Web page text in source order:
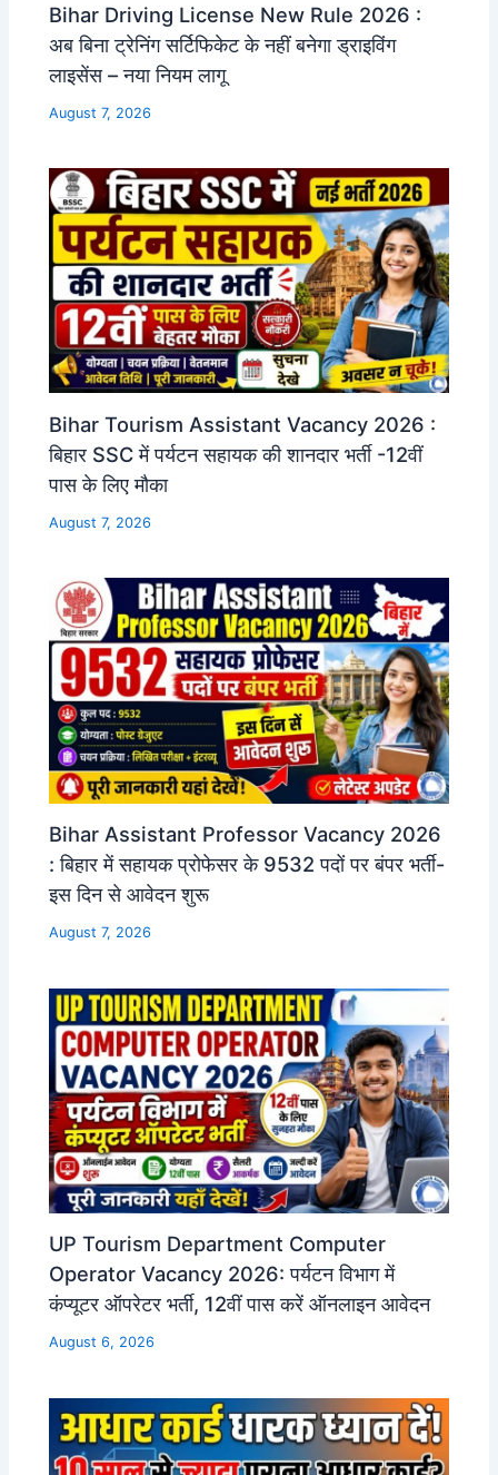
Bihar Driving License New Rule 2026 :
अब बिना ट्रेनिंग सर्टिफिकेट के नहीं बनेगा ड्राइविंग
लाइसेंस – नया नियम लागू
August 7, 2026
Bihar Tourism Assistant Vacancy 2026 :
बिहार SSC में पर्यटन सहायक की शानदार भर्ती -12वीं
पास के लिए मौका
August 7, 2026
Bihar Assistant Professor Vacancy 2026
: बिहार में सहायक प्रोफेसर के 9532 पदों पर बंपर भर्ती-
इस दिन से आवेदन शुरू
August 7, 2026
UP Tourism Department Computer
Operator Vacancy 2026: पर्यटन विभाग में
कंप्यूटर ऑपरेटर भर्ती, 12वीं पास करें ऑनलाइन आवेदन
August 6, 2026